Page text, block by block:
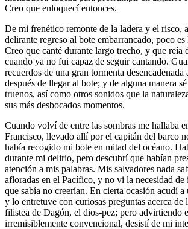
Creo que enloquecí entonces.
De mi frenético remonte de la ladera y el risco,
delirante regreso al bote embarrancado, poco
Creo que canté durante largo trecho, y que reía
cuando ya no fui capaz de seguir cantando.
recuerdos de una gran tormenta
después de llegar al bote; y de alguna manera
truenos, así como otros sonidos que la
sus más desbocados momentos.
Cuando volví de entre las sombras me hallaba
Francisco, llevado allí por el capitán del barco
había recogido mi bote en mitad del océano.
durante mi delirio, pero descubrí que habían
atención a mis palabras. Mis salvadores nada
afloradas en el Pacífico, y no vi la necesidad de
que sabía no creerían. En cierta ocasión acudí
y lo entretuve con curiosas preguntas acerca de
filistea de Dagón, el dios-pez; pero advirtiendo
irremisiblemente convencional, desistí de mi